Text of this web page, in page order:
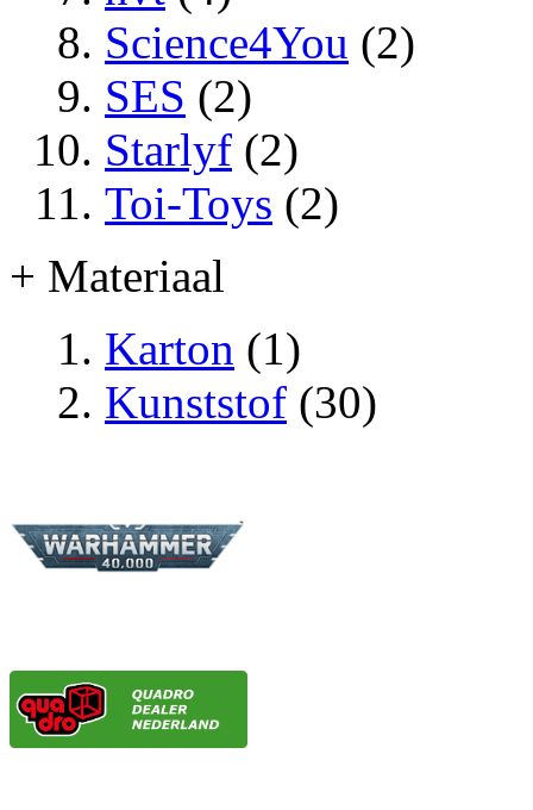
Science4You (2)
SES (2)
Starlyf (2)
Toi-Toys (2)
+ Materiaal
Karton (1)
Kunststof (30)